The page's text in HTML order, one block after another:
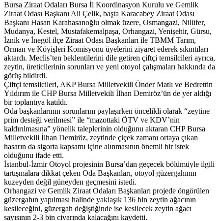
Bursa Ziraat Odaları Bursa İl Koordinasyon Kurulu ve Gemlik
Ziraat Odası Başkanı Ali Çelik, başta Karacabey Ziraat Odası
Başkanı Hasan Karahasanoğlu olmak üzere, Osmangazi, Nilüfer,
Mudanya, Kestel, Mustafakemalpaşa, Orhangazi, Yenişehir, Gürsu,
İznik ve İnegöl ilçe Ziraat Odası Başkanları ile TBMM Tarım,
Orman ve Köyişleri Komisyonu üyelerini ziyaret ederek sıkıntıları
aktardı. Meclis’ten beklentilerini dile getiren çiftçi temsilcileri ayrıca,
zeytin, üreticilerinin sorunları ve yeni otoyol çalışmaları hakkında da
görüş bildirdi.
Çiftçi temsilcileri, AKP Bursa Milletvekili Önder Matlı ve Bedrettin
Yıldırım ile CHP Bursa Milletvekili İlhan Demiröz’ün de yer aldığı
bir toplantıya katıldı.
Oda başkanlarının sorunlarını paylaşırken öncelikli olarak “zeytine
prim desteği verilmesi” ile “mazottaki ÖTV ve KDV’nin
kaldırılmasına” yönelik taleplerinin olduğunu aktaran CHP Bursa
Milletvekili İlhan Demiröz, zeytinde çiçek zamanı ortaya çıkan
hasarın da sigorta kapsamı içine alınmasının önemli bir istek
olduğunu ifade etti.
İstanbul-İzmir Otoyol projesinin Bursa’dan geçecek bölümüyle ilgili
tartışmalara dikkat çeken Oda Başkanları, otoyol güzergahının
kuzeyden değil güneyden geçmesini istedi.
Orhangazi ve Gemlik Ziraat Odaları Başkanları projede öngörülen
güzergahın yapılması halinde yaklaşık 136 bin zeytin ağacının
kesileceğini, güzergah değiştiğinde ise kesilecek zeytin ağacı
sayısının 2-3 bin civarında kalacağını kaydetti.